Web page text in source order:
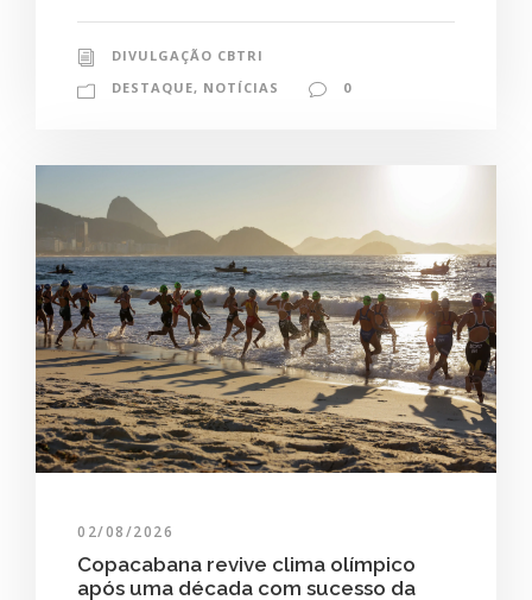
DIVULGAÇÃO CBTRI
DESTAQUE, NOTÍCIAS 0
02/08/2026
Copacabana revive clima olímpico
após uma década com sucesso da